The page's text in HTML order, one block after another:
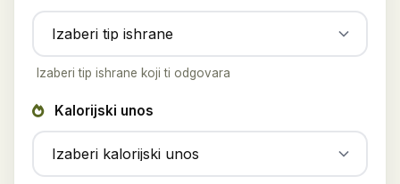
Izaberi tip ishrane koji ti odgovara
Kalorijski unos